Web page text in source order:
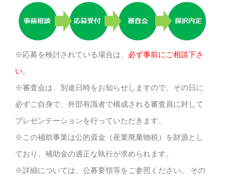
※応募を検討されている場合は、 必ず事前にご相談下さ
い。
※審査会は、別途日時をお知らせしますので、その日に
必ずご自身で、外部有識者で構成される審査員に対して
プレゼンテーションを行っていただきます。
※この補助事業は公的資金（産業廃棄物税）を財源とし
ており、補助金の適正な執行が求められます。
※詳細については、公募要領等をご参照ください。 その